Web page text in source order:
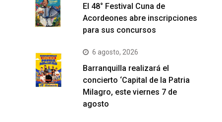
El 48° Festival Cuna de
Acordeones abre inscripciones
para sus concursos
6 agosto, 2026
Barranquilla realizará el
concierto ‘Capital de la Patria
Milagro, este viernes 7 de
agosto